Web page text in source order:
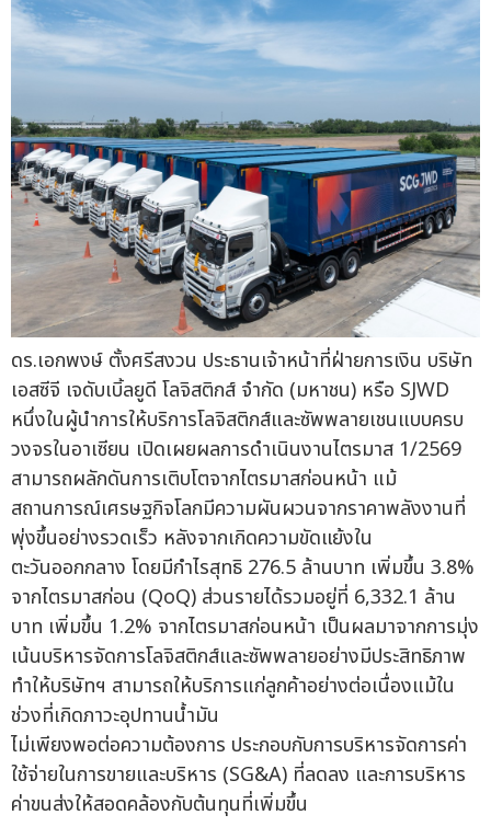
ดร.เอกพงษ์ ตั้งศรีสงวน ประธานเจ้าหน้าที่ฝ่ายการเงิน บริษัท
เอสซีจี เจดับเบิ้ลยูดี โลจิสติกส์ จำกัด (มหาชน) หรือ SJWD
หนึ่งในผู้นำการให้บริการโลจิสติกส์และซัพพลายเชนแบบครบ
วงจรในอาเซียน เปิดเผยผลการดำเนินงานไตรมาส 1/2569
สามารถผลักดันการเติบโตจากไตรมาสก่อนหน้า แม้
สถานการณ์เศรษฐกิจโลกมีความผันผวนจากราคาพลังงานที่
พุ่งขึ้นอย่างรวดเร็ว หลังจากเกิดความขัดแย้งใน
ตะวันออกกลาง โดยมีกำไรสุทธิ 276.5 ล้านบาท เพิ่มขึ้น 3.8%
จากไตรมาสก่อน (QoQ) ส่วนรายได้รวมอยู่ที่ 6,332.1 ล้าน
บาท เพิ่มขึ้น 1.2% จากไตรมาสก่อนหน้า เป็นผลมาจากการมุ่ง
เน้นบริหารจัดการโลจิสติกส์และซัพพลายอย่างมีประสิทธิภาพ
ทำให้บริษัทฯ สามารถให้บริการแก่ลูกค้าอย่างต่อเนื่องแม้ใน
ช่วงที่เกิดภาวะอุปทานน้ำมัน
ไม่เพียงพอต่อความต้องการ ประกอบกับการบริหารจัดการค่า
ใช้จ่ายในการขายและบริหาร (SG&A) ที่ลดลง และการบริหาร
ค่าขนส่งให้สอดคล้องกับต้นทุนที่เพิ่มขึ้น